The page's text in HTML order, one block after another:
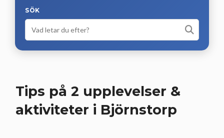
SÖK
Tips på 2 upplevelser &
aktiviteter i Björnstorp